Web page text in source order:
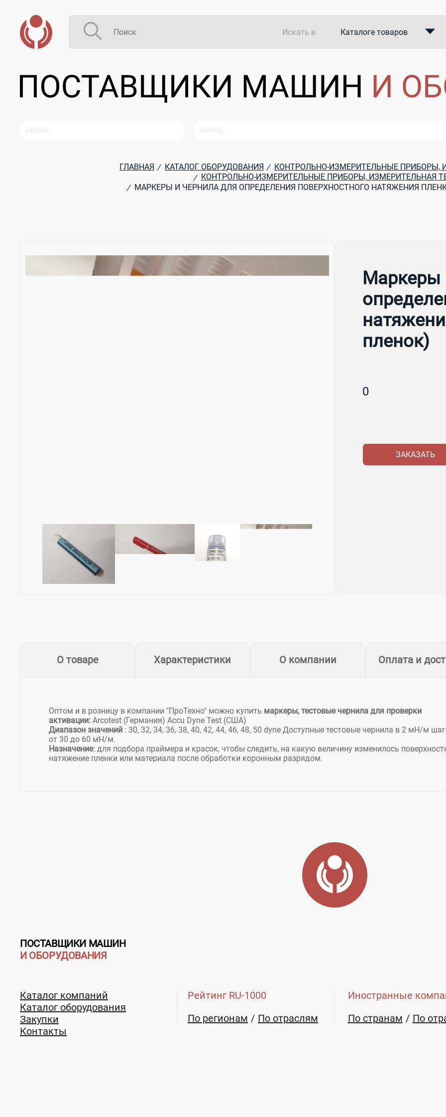
Искать в Каталоге товаров
В закупках
ГЛАВНАЯ / КАТАЛОГ ОБОРУДОВАНИЯ / КОНТРОЛЬНО-ИЗМЕРИТЕЛЬНЫЕ ПРИБОРЫ,
/
КОНТРОЛЬНО-ИЗМЕРИТЕЛЬНЫЕ ПРИБОРЫ, ИЗМЕРИТЕЛЬНАЯ
/ МАРКЕРЫ И ЧЕРНИЛА ДЛЯ ОПРЕДЕЛЕНИЯ ПОВЕРХНОСТНОГО НАТЯЖЕНИЯ
Маркеры
пленок)
0
ЗАКАЗАТЬ
О товаре Характеристики О компании Оплата и
Оптом и в розницу в компании "ПроТехно" можно купить маркеры, тестовые чернила для проверки
активации: Arcotest (Германия) Accu Dyne Test (США)
Диапазон значений : 30, 32, 34, 36, 38, 40, 42, 44, 46, 48, 50 dyne Доступные тестовые чернила в 2 мН/м
от 30 до 60 мН/м.
Назначение: для подбора праймера и красок, чтобы следить, на какую величину изменилось
натяжение пленки или материала после обработки коронным разрядом.
ПОСТАВЩИКИ МАШИН
И ОБОРУДОВАНИЯ
Каталог компаний
Каталог оборудования
Закупки
Контакты
Рейтинг RU-1000
По регионам
По отраслям
Иностранные
По странам
По